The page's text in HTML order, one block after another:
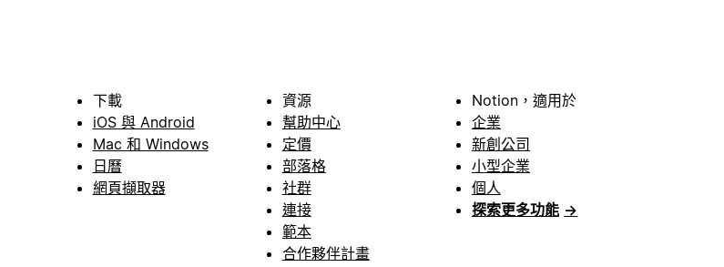
下載
iOS 與 Android
Mac 和 Windows
日曆
網頁擷取器
資源
幫助中心
定價
部落格
社群
連接
範本
合作夥伴計畫
Notion，適用於
企業
新創公司
小型企業
個人
探索更多功能 →